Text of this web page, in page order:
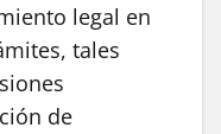
legal en
tales
de